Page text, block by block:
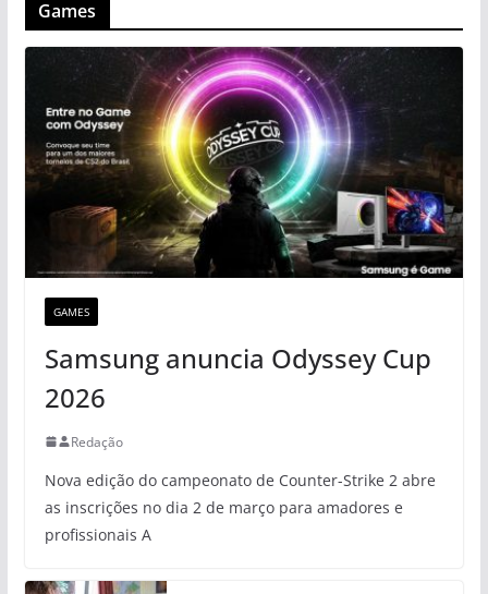
Games
GAMES
Samsung anuncia Odyssey Cup
2026
Redação
Nova edição do campeonato de Counter-Strike 2 abre
as inscrições no dia 2 de março para amadores e
profissionais A